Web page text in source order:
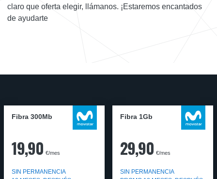
claro que oferta elegir, llámanos. ¡Estaremos encantados
de ayudarte
Fibra 300Mb
19,90 €/mes
SIN PERMANENCIA
Fibra 1Gb
29,90 €/mes
SIN PERMANENCIA